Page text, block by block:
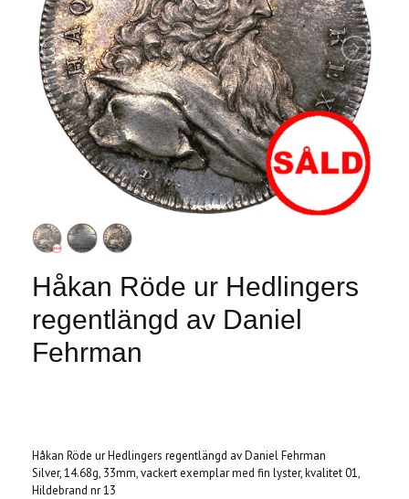
Håkan Röde ur Hedlingers
regentlängd av Daniel
Fehrman
Håkan Röde ur Hedlingers regentlängd av Daniel Fehrman
Silver, 14.68g, 33mm, vackert exemplar med fin lyster, kvalitet 01,
Hildebrand nr 13